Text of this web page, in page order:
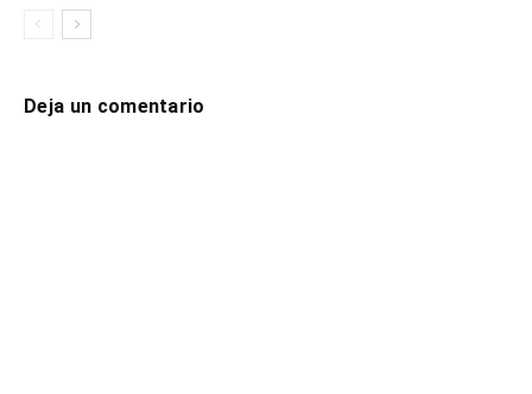
Deja un comentario